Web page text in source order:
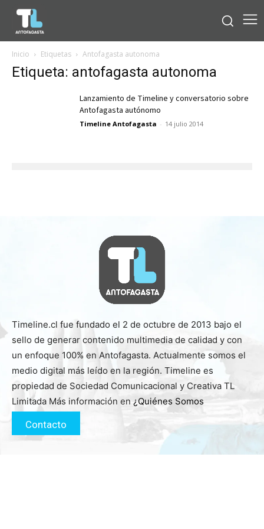
Inicio Etiquetas Antofagasta autonoma
Etiqueta: antofagasta autonoma
Lanzamiento de Timeline y conversatorio sobre
Antofagasta autónomo
Timeline Antofagasta - 14 julio 2014
Timeline.cl fue fundado el 2 de octubre de 2013 bajo el
sello de generar contenido multimedia de calidad y con
un enfoque 100% en Antofagasta. Actualmente somos el
medio digital más leído en la región. Timeline es
propiedad de Sociedad Comunicacional y Creativa TL
Limitada Más información en ¿Quiénes Somos
Contacto